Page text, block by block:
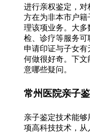
进行亲权鉴定，
方在为非本市户
理该项业务。大
检、诊疗等服务
申请印证与子女
何做很好奇。下
意哪些疑问。
常州医院亲子
亲子鉴定技术能
项高科技技术，从